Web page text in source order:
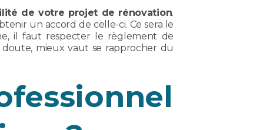
de votre projet de rénovation.
un accord de celle-ci. Ce sera le
il faut respecter le règlement de
mieux vaut se rapprocher du